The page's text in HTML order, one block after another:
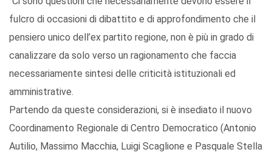
fulcro di occasioni di dibattito e di approfondimento che il
pensiero unico dell’ex partito regione, non è più in grado di
canalizzare da solo verso un ragionamento che faccia
necessariamente sintesi delle criticità istituzionali ed
amministrative.
Partendo da queste considerazioni, si è insediato il nuovo
Coordinamento Regionale di Centro Democratico (Antonio
Autilio, Massimo Macchia, Luigi Scaglione e Pasquale Stella